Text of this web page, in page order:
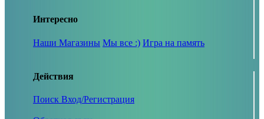
Интересно
Наши Магазины Мы все :) Игра на память
Действия
Поиск Вход/Регистрация